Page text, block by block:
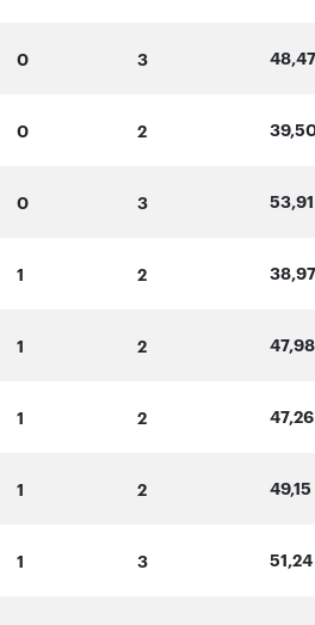
0 3
0 2
0 3
1 2
1 2
1 2
1 2
1 3